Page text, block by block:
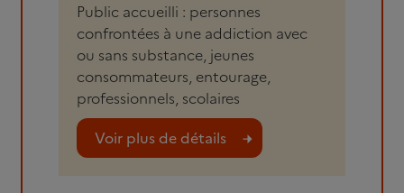
Public accueilli : personnes
confrontées à une addiction avec
ou sans substance, jeunes
consommateurs, entourage,
professionnels, scolaires
Voir plus de détails